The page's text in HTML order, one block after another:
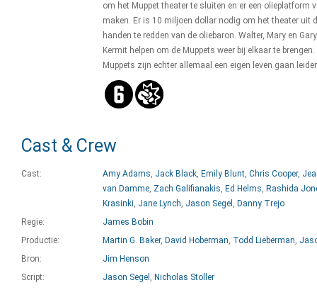
om het Muppet theater te sluiten en er een olieplatform
maken. Er is 10 miljoen dollar nodig om het theater uit
handen te redden van de oliebaron. Walter, Mary en
Kermit helpen om de Muppets weer bij elkaar te brengen.
Muppets zijn echter allemaal een eigen leven gaan
Cast & Crew
Cast: Amy Adams, Jack Black, Emily Blunt, Chris Cooper,
van Damme, Zach Galifianakis, Ed Helms, Rashida
Krasinki, Jane Lynch, Jason Segel , Danny Trejo
Regie:
James Bobin
Productie:
Martin G. Baker, David Hoberman, Todd Lieberman,
Bron:
Jim Henson
Script:
Jason Segel , Nicholas Stoller